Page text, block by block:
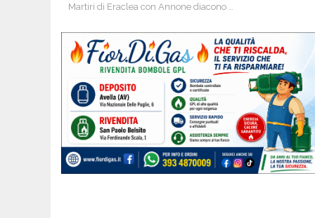
Martiri di Eraclea con Annone diacono …